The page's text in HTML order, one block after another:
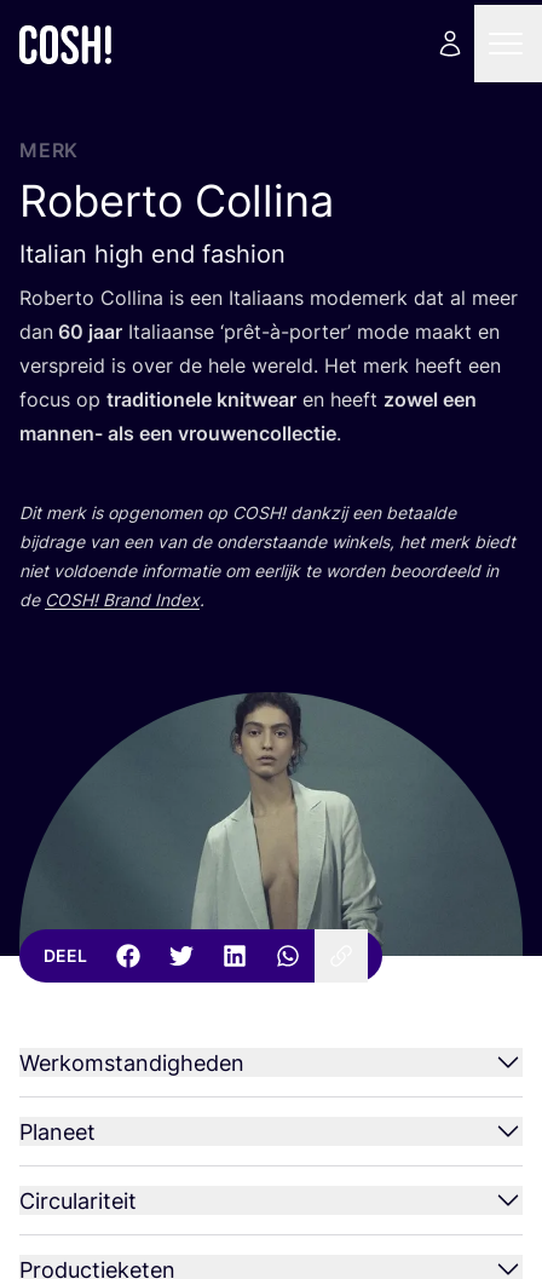
MERK
Roberto Collina
Italian high end fashion
Rober­to Col­li­na is een Ita­li­aans mode­merk dat al meer
dan 60 jaar Ita­li­aan­se ‘prêt-à-por­ter’ mode maakt en
ver­spreid is over de hele wereld. Het merk heeft een
focus op tra­di­ti­o­ne­le knit­wear en heeft zowel een
man­nen- als een vrou­wen­col­lec­tie.
Dit merk is opge­no­men op COSH! dank­zij een betaal­de
bij­dra­ge van een van de onder­staan­de win­kels, het merk biedt
niet vol­doen­de infor­ma­tie om eer­lijk te wor­den beoor­deeld in
de COSH! Brand Index.
DEEL
Werkomstandigheden
Planeet
Circulariteit
Productieketen